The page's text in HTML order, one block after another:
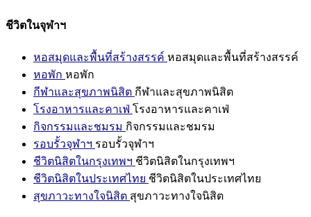
ชีวิตในจุฬาฯ
หอสมุดและพื้นที่สร้างสรรค์ หอสมุดและพื้นที่สร้างสรรค์
หอพัก หอพัก
กีฬาและสุขภาพนิสิต กีฬาและสุขภาพนิสิต
โรงอาหารและคาเฟ่ โรงอาหารและคาเฟ่
กิจกรรมและชมรม กิจกรรมและชมรม
รอบรั้วจุฬาฯ รอบรั้วจุฬาฯ
ชีวิตนิสิตในกรุงเทพฯ ชีวิตนิสิตในกรุงเทพฯ
ชีวิตนิสิตในประเทศไทย ชีวิตนิสิตในประเทศไทย
สุขภาวะทางใจนิสิต สุขภาวะทางใจนิสิต